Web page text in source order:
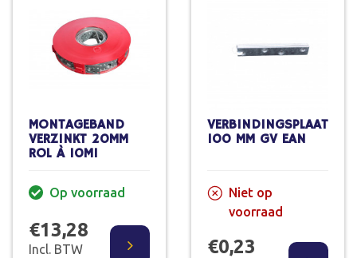
MONTAGEBAND
VERZINKT 20MM
ROL À 10M1
Op voorraad
€13,28
Incl. BTW
VERBINDINGSPLAAT
100 MM GV EAN
Niet op
voorraad
€0,23